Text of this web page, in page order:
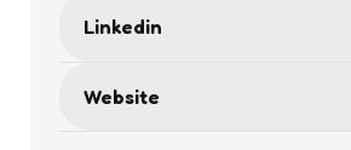
Linkedin
Website